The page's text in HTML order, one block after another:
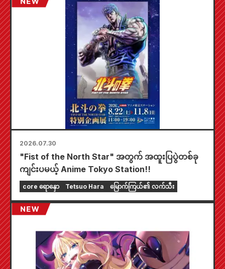
အစား ၄ မျိုး) ကို ရရှိနိုင်မှာပါ။
2026.07.30
"Fist of the North Star" အတွက် အထူးပြပွဲတစ်ခု
ကျင်းပမယ့် Anime Tokyo Station!!
core ရောနှော Tetsuo Hara မြောက်ကြယ်၏ လက်သီး